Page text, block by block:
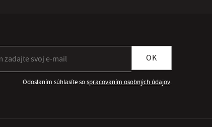
OK
Odoslaním súhlasíte sospracovaním osobných údajov.